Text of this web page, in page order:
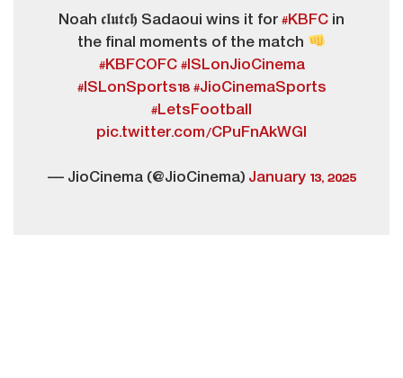
Noah 𝖈𝖑𝖚𝖙𝖈𝖍 Sadaoui wins it for #KBFC in
the final moments of the match
#KBFCOFC #ISLonJioCinema
#ISLonSports18 #JioCinemaSports
#LetsFootball
pic.twitter.com/CPuFnAkWGI
— JioCinema (@JioCinema) January 13, 2025